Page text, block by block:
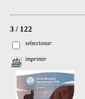
3 / 122
seleccionar
imprimir